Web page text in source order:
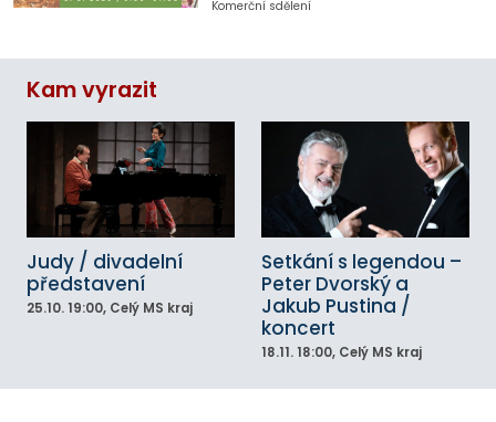
Komerční sdělení
Kam vyrazit
Judy / divadelní
představení
25.10. 19:00, Celý MS kraj
Setkání s legendou –
Peter Dvorský a
Jakub Pustina /
koncert
18.11. 18:00, Celý MS kraj